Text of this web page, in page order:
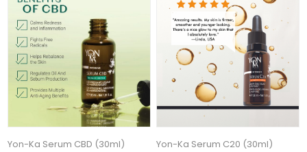
Yon-Ka Serum CBD (30ml)
Yon-Ka Serum C20 (30ml)